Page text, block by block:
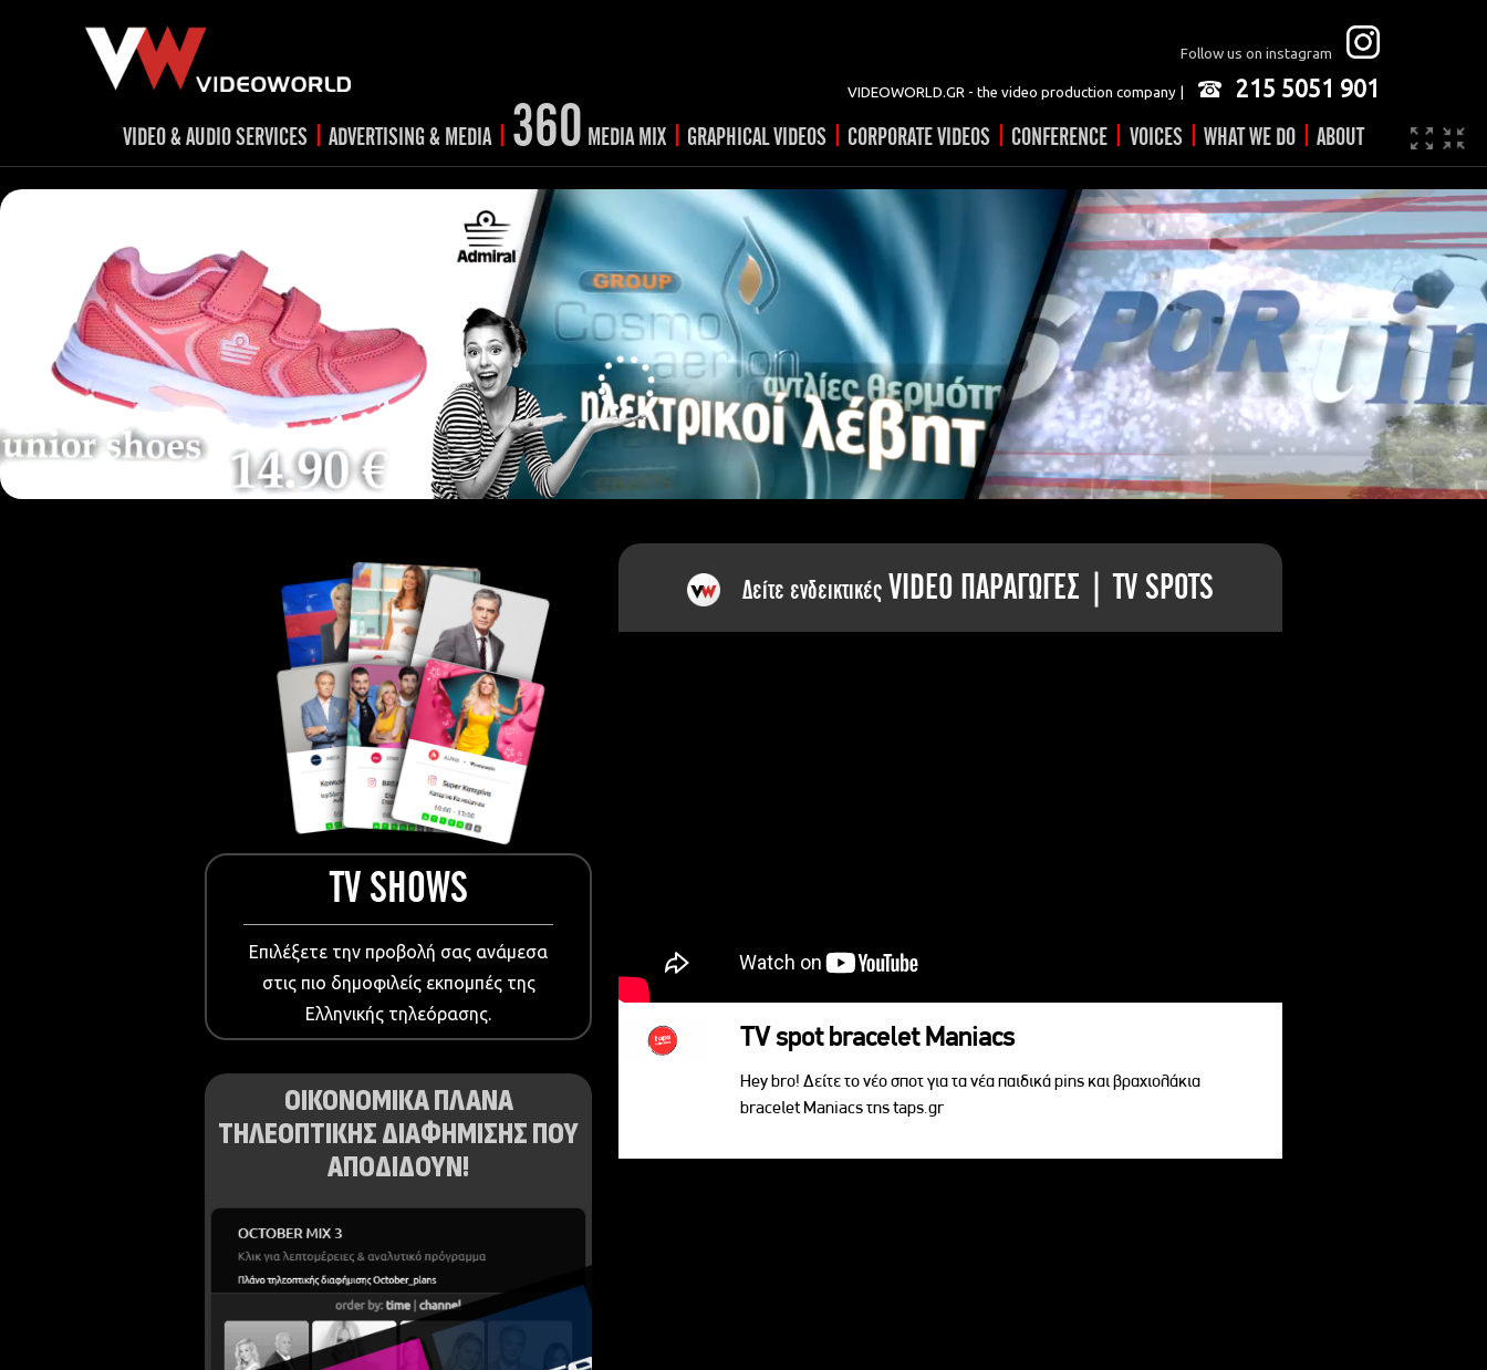
Follow us on instagram
VIDEOWORLD.GR - the video production company | 215 5051 901
VIDEO & AUDIO SERVICES
TV spots
Post production
Corporate videos
Trailer & Σήματα εκπομπών
Cultural videos
video applications for museums,
archeological sites & exhibitions
Product presentations
Documentary
Events & Conference
Dissemination material
Medical & Pharmaceutical
VIDEO Projections
Kids content
| ADVERTISING & MEDIA
RADIOadvertising
advertising
video shorts
Creative Prints
Outdoor advertising
Media planning & mix
Visual material
European Media
| 360 MEDIA MIX | GRAPHICAL VIDEOS | CORPORATE VIDEOS | CONFERENCE | VOICES | WHAT WE DO | ABOUT
Company
JOBS
Video made easy
Contact
TV SHOWS
Επιλέξετε την προβολή σας ανάμεσα
στις πιο δημοφιλείς εκπομπές της
Ελληνικής τηλεόρασης.
ΟΙΚΟΝΟΜΙΚΑ ΠΛΑΝΑ
ΤΗΛΕΟΠΤΙΚΗΣ ΔΙΑΦΗΜΙΣΗΣ ΠΟΥ
ΑΠΟΔΙΔΟΥΝ!
Δείτε ενδεικτικές VIDEO ΠΑΡΑΓΩΓΕΣ | TV SPOTS
TV spot bracelet Maniacs
Hey bro! Δείτε το νέο σποτ για τα νέα παιδικά pins και βραχιολάκια
bracelet Maniacs της taps.gr